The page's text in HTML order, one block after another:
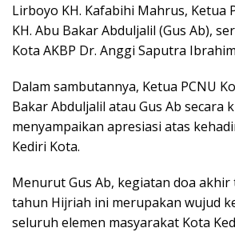
Lirboyo KH. Kafabihi Mahrus, Ketua
KH. Abu Bakar Abduljalil (Gus Ab),
Kota AKBP Dr. Anggi Saputra Ibrahim,
Dalam sambutannya, Ketua PCNU
Bakar Abduljalil atau Gus Ab secara
menyampaikan apresiasi atas
Kediri Kota.
Menurut Gus Ab, kegiatan doa akhir
tahun Hijriah ini merupakan wujud
seluruh elemen masyarakat Kota